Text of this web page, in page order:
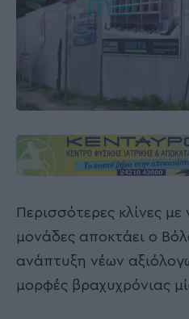
Περισσότερες κλίνες με
μονάδες αποκτάει ο
ανάπτυξη νέων
μορφές βραχυχρόνιας